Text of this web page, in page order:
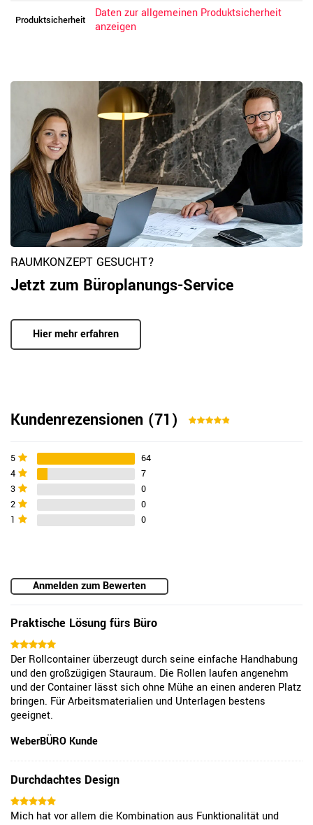
Produktsicherheit
Daten zur allgemeinen Produktsicherheit
anzeigen
RAUMKONZEPT GESUCHT?
Jetzt zum Büroplanungs-Service
Hier mehr erfahren
Kundenrezensionen (71)
5
64
4
7
3
0
2
0
1
0
Anmelden zum Bewerten
Praktische Lösung fürs Büro
Der Rollcontainer überzeugt durch seine einfache Handhabung
und den großzügigen Stauraum. Die Rollen laufen angenehm
und der Container lässt sich ohne Mühe an einen anderen Platz
bringen. Für Arbeitsmaterialien und Unterlagen bestens
geeignet.
WeberBÜRO Kunde
Durchdachtes Design
Mich hat vor allem die Kombination aus Funktionalität und